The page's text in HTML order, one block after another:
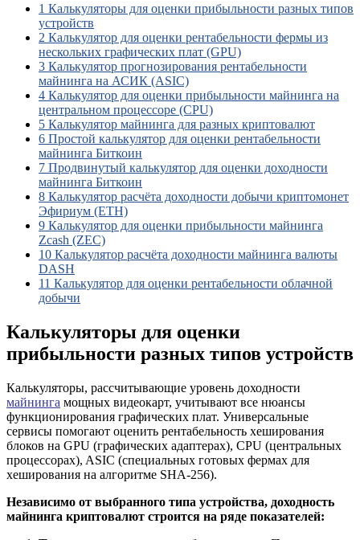
1 Калькуляторы для оценки прибыльности разных типов
устройств
2 Калькулятор для оценки рентабельности фермы из
нескольких графических плат (GPU)
3 Калькулятор прогнозирования рентабельности
майнинга на АСИК (ASIC)
4 Калькулятор для оценки прибыльности майнинга на
центральном процессоре (CPU)
5 Калькулятор майнинга для разных криптовалют
6 Простой калькулятор для оценки рентабельности
майнинга Биткоин
7 Продвинутый калькулятор для оценки доходности
майнинга Биткоин
8 Калькулятор расчёта доходности добычи криптомонет
Эфириум (ETH)
9 Калькулятор для оценки прибыльности майнинга
Zcash (ZEC)
10 Калькулятор расчёта доходности майнинга валюты
DASH
11 Калькулятор для оценки рентабельности облачной
добычи
Калькуляторы для оценки
прибыльности разных типов устройств
Калькуляторы, рассчитывающие уровень доходности
майнинга мощных видеокарт, учитывают все нюансы
функционирования графических плат. Универсальные
сервисы помогают оценить рентабельность хеширования
блоков на GPU (графических адаптерах), CPU (центральных
процессорах), ASIC (специальных готовых фермах для
хеширования на алгоритме SHA-256).
Независимо от выбранного типа устройства, доходность
майнинга криптовалют строится на ряде показателей: